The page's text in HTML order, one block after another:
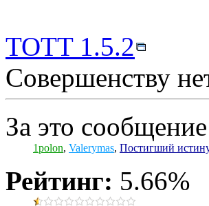
TOTT 1.5.2
Совершенству
За это
1polon, Valerymas, Постигший
Рейтинг: 5.66%